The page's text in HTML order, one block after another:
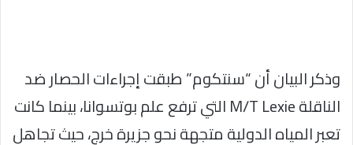
وذكر البيان أن “سنتكوم” طبقت إجراءات الحصار ضد
الناقلة M/T Lexie التي ترفع علم بوتسوانا، بينما كانت
تعبر المياه الدولية متجهة نحو جزيرة خرج، حيث تجاهل